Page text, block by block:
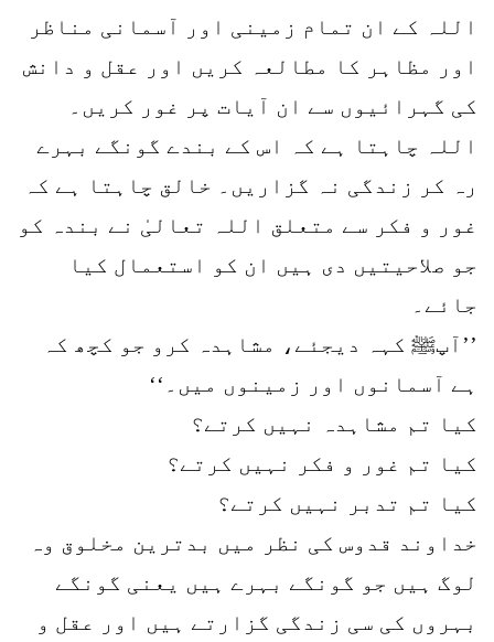
اللہ کے ان تمام زمینی اور آسمانی مناظر
اور مظاہر کا مطالعہ کریں اور عقل و دانش
کی گہرائیوں سے ان آیات پر غور کریں۔
اللہ چاہتا ہے کہ اس کے بندے گونگے بہرے
رہ کر زندگی نہ گزاریں۔ خالق چاہتا ہے کہ
غور و فکر سے متعلق اللہ تعالیٰ نے بندہ کو
جو صلاحیتیں دی ہیں ان کو استعمال کیا
جائے۔
’’آپﷺ کہہ دیجئے، مشاہدہ کرو جو کچھ کہ
ہے آسمانوں اور زمینوں میں۔‘‘
کیا تم مشاہدہ نہیں کرتے؟
کیا تم غور و فکر نہیں کرتے؟
کیا تم تدبر نہیں کرتے؟
خداوند قدوس کی نظر میں بدترین مخلوق وہ
لوگ ہیں جو گونگے بہرے ہیں یعنی گونگے
بہروں کی سی زندگی گزارتے ہیں اور عقل و